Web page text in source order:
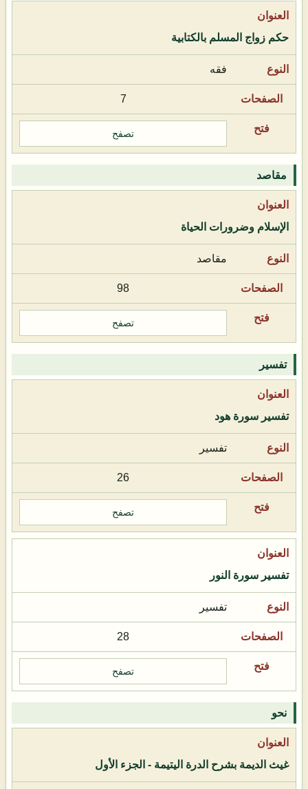
حكم زواج المسلم بالكتابية
فقه
7
تصفح
مقاصد
الإسلام وضرورات الحياة
مقاصد
98
تصفح
تفسير
تفسير سورة هود
تفسير
26
تصفح
تفسير سورة النور
تفسير
28
تصفح
نحو
غيث الديمة بشرح الدرة اليتيمة - الجزء الأول